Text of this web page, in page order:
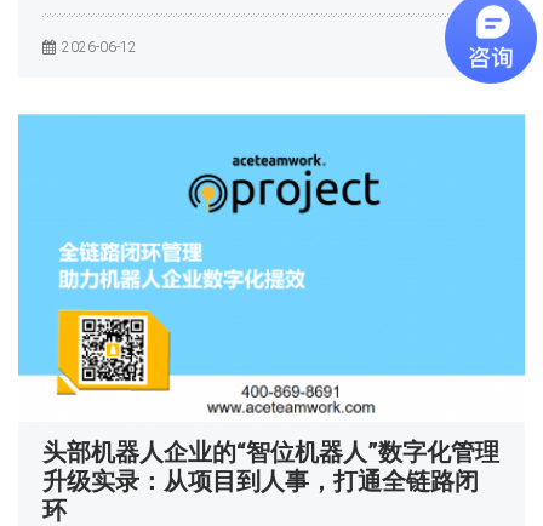
2026-06-12
头部机器人企业的“智位机器人”数字化管理
升级实录：从项目到人事，打通全链路闭
环